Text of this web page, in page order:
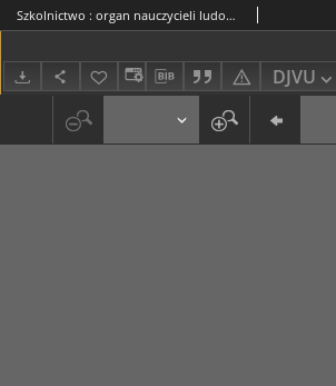
DJVU
Szkolnictwo : organ nauczycieli ludowych. 1908, R.18, nr 31